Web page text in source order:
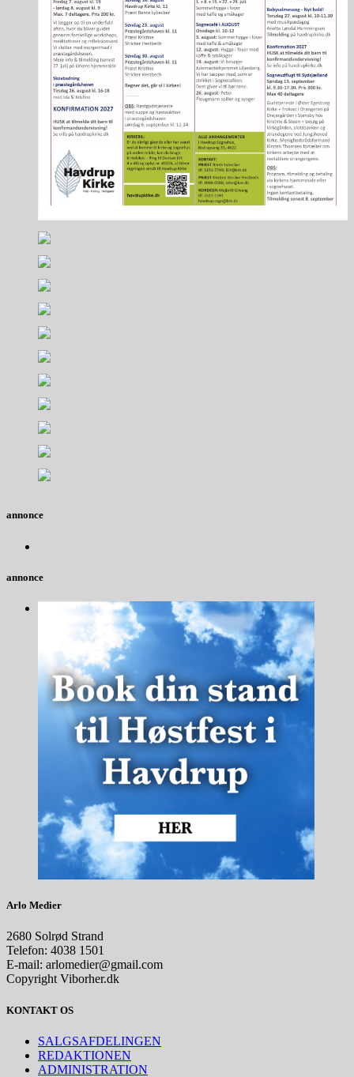
annonce
annonce
Arlo Medier
2680 Solrød Strand
Telefon: 4038 1501
E-mail: arlomedier@gmail.com
Copyright Viborher.dk
KONTAKT OS
SALGSAFDELINGEN
REDAKTIONEN
ADMINISTRATION